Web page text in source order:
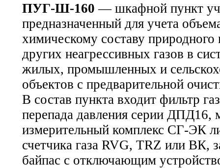
ПУГ-Ш-160 — шкафной пункт
предназначенный для учета
химическому составу
других неагрессивных газов в
жилых, промышленных и
объектов с предварительной
В состав пункта входит фильтр
перепада давления серии ДПД16,
измерительный комплекс СГ-ЭК
счетчика газа RVG, TRZ или ВК,
байпас с отключающим